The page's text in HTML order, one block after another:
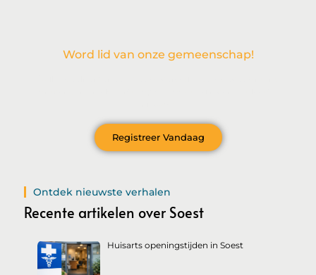
Word lid van onze gemeenschap!
Registreer Vandaag
Ontdek nieuwste verhalen
Recente artikelen over Soest
Huisarts openingstijden in Soest